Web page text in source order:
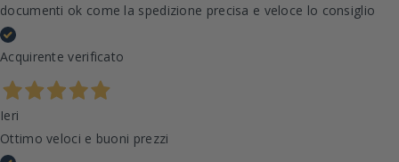
documenti ok come la spedizione precisa e veloce lo consiglio
Acquirente verificato
Ieri
Ottimo veloci e buoni prezzi